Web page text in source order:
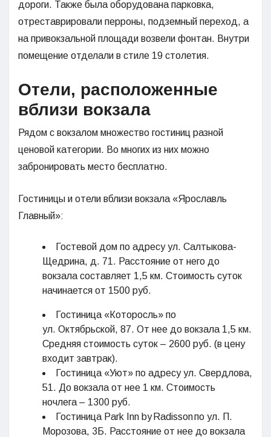
дороги. Также была оборудована парковка,
отреставрировали перроны, подземный переход, а
на привокзальной площади возвели фонтан. Внутри
помещение отделали в стиле 19 столетия.
Отели, расположенные
вблизи вокзала
Рядом с вокзалом множество гостиниц разной
ценовой категории. Во многих из них можно
забронировать место бесплатно.
Гостиницы и отели вблизи вокзала «Ярославль
Главный»:
Гостевой дом по адресу ул. Салтыкова-
Щедрина, д. 71. Расстояние от него до
вокзала составляет 1,5 км. Стоимость суток
начинается от 1500 руб.
Гостиница «Которосль» по
ул. Октябрьской, 87. От нее до вокзала 1,5 км.
Средняя стоимость суток – 2600 руб. (в цену
входит завтрак).
Гостиница «Уют» по адресу ул. Свердлова,
51. До вокзала от нее 1 км. Стоимость
ночлега – 1300 руб.
Гостиница Park Inn by Radisson по ул. П.
Морозова, 3Б. Расстояние от нее до вокзала